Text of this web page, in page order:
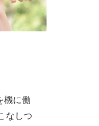
機に働
なしつ